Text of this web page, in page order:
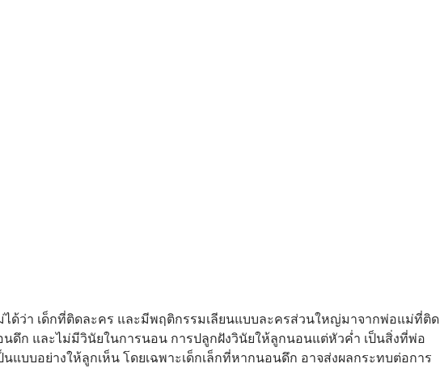
ได้ว่า เด็กที่ติดละคร และมีพฤติกรรมเลียนแบบละครส่วนใหญ่มาจากพ่อแม่ที่ติด
นดึก และไม่มีวินัยในการนอน การปลูกฝังวินัยให้ลูกนอนแต่หัวค่ำ เป็นสิ่งที่พ่อ
นแบบอย่างให้ลูกเห็น โดยเฉพาะเด็กเล็กที่หากนอนดึก อาจส่งผลกระทบต่อการ